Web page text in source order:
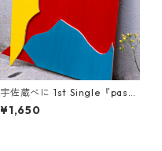
宇佐蔵べに 1st Single『passi
on』- standard type
¥1,650